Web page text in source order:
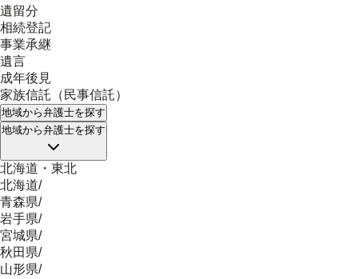
遺留分
相続登記
事業承継
遺言
成年後見
家族信託（民事信託）
地域から弁護士を探す
地域から弁護士を探す
北海道・東北
北海道/
青森県/
岩手県/
宮城県/
秋田県/
山形県/